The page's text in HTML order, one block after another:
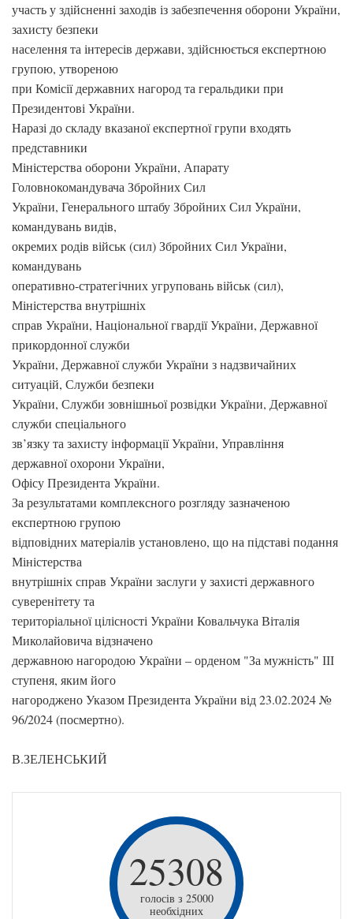
участь у здійсненні заходів із забезпечення оборони України,
захисту безпеки
населення та інтересів держави, здійснюється експертною
групою, утвореною
при Комісії державних нагород та геральдики при
Президентові України.
Наразі до складу вказаної експертної групи входять
представники
Міністерства оборони України, Апарату
Головнокомандувача Збройних Сил
України, Генерального штабу Збройних Сил України,
командувань видів,
окремих родів військ (сил) Збройних Сил України,
командувань
оперативно-стратегічних угруповань військ (сил),
Міністерства внутрішніх
справ України, Національної гвардії України, Державної
прикордонної служби
України, Державної служби України з надзвичайних
ситуацій, Служби безпеки
України, Служби зовнішньої розвідки України, Державної
служби спеціального
зв’язку та захисту інформації України, Управління
державної охорони України,
Офісу Президента України.
За результатами комплексного розгляду зазначеною
експертною групою
відповідних матеріалів установлено, що на підставі подання
Міністерства
внутрішніх справ України заслуги у захисті державного
суверенітету та
територіальної цілісності України Ковальчука Віталія
Миколайовича відзначено
державною нагородою України – орденом "За мужність" ІІІ
ступеня, яким його
нагороджено Указом Президента України від 23.02.2024 №
96/2024 (посмертно).
В.ЗЕЛЕНСЬКИЙ
25308
голосів з 25000
необхідних